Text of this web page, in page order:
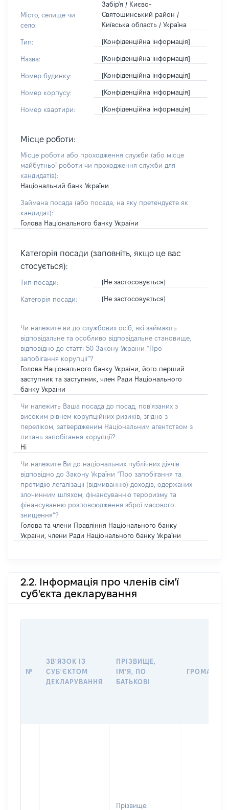
Місто, селище чи
село:
Забір'я / Києво-
Святошинський район /
Київська область / Україна
Тип: [Конфіденційна інформація]
Назва: [Конфіденційна інформація]
Номер будинку: [Конфіденційна інформація]
Номер корпусу: [Конфіденційна інформація]
Номер квартири: [Конфіденційна інформація]
Місце роботи:
Місце роботи або проходження служби (або місце
майбутньої роботи чи проходження служби для
кандидатів):
Національний банк України
Займана посада (або посада, на яку претендуєте як
кандидат):
Голова Національного банку України
Категорія посади (заповніть, якщо це вас
стосується):
Тип посади: [Не застосовується]
Категорія посади: [Не застосовується]
Чи належите ви до службових осіб, які займають
відповідальне та особливо відповідальне становище,
відповідно до статті 50 Закону України “Про
запобігання корупції”?
Голова Національного банку України, його перший
заступник та заступник, член Ради Національного
банку України
Чи належить Ваша посада до посад, пов'язаних з
високим рівнем корупційних ризиків, згідно з
переліком, затвердженим Національним агентством з
питань запобігання корупції?
Ні
Чи належите Ви до національних публічних діячів
відповідно до Закону України “Про запобігання та
протидію легалізації (відмиванню) доходів, одержаних
злочинним шляхом, фінансуванню тероризму та
фінансуванню розповсюдження зброї масового
знищення”?
Голова та члени Правління Національного банку
України, члени Ради Національного банку України
2.2. Інформація про членів сім'ї
суб'єкта декларування
№
ЗВ'ЯЗОК ІЗ
СУБ'ЄКТОМ
ДЕКЛАРУВАННЯ
ПРІЗВИЩЕ,
ІМ'Я, ПО
БАТЬКОВІ
Прізвище: